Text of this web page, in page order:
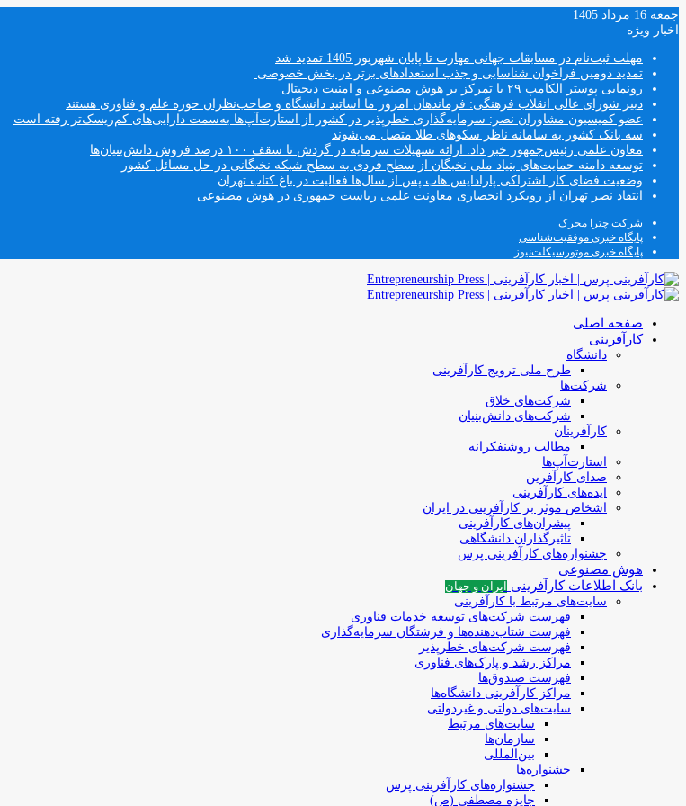
جمعه 16 مرداد 1405
اخبار ویژه
مهلت ثبت‌نام در مسابقات جهانی مهارت تا پایان شهریور 1405 تمدید شد
تمدید دومین فراخوان شناسایی و جذب استعدادهای برتر در بخش خصوصی
رونمایی پوستر الکامپ ۲۹ با تمرکز بر هوش مصنوعی و امنیت دیجیتال
دبیر شورای عالی انقلاب فرهنگی: فرماندهان امروز ما اساتید دانشگاه و صاحب‌نظران حوزه علم و فناوری هستند
عضو کمیسیون مشاوران نصر: سرمایه‌گذاری خطرپذیر در کشور از استارت‌آپ‌ها به‌سمت دارایی‌های کم‌ریسک‌تر رفته است
سه بانک کشور به سامانه ناظر سکوهای طلا متصل می‌شوند
معاون علمی رئیس‌جمهور خبر داد: ارائه تسهیلات سرمایه در گردش تا سقف ۱۰۰ درصد فروش دانش‌بنیان‌ها
توسعه دامنه حمایت‌های بنیاد ملی نخبگان از سطح فردی به سطح شبکه نخبگانی در حل مسائل کشور
وضعیت فضای کار اشتراکی پارادایس هاب پس از سال‌ها فعالیت در باغ کتاب تهران
انتقاد نصر تهران از رویکرد انحصاری معاونت علمی ریاست جمهوری در هوش مصنوعی
شرکت چترا محرک
پایگاه خبری موفقیت‌شناسی
پایگاه خبری موتورسیکلت‌نیوز
صفحه اصلی
کارآفرینی
دانشگاه
طرح ملی ترویج کارآفرینی
شرکت‌ها
شرکت‌های خلاق
شرکت‌های دانش‌بنیان
کارآفرینان
مطالب روشنفکرانه
استارت‌آپ‌ها
صدای کارآفرین
ایده‌های کارآفرینی
اشخاص موثر بر کارآفرینی در ایران
پیشران‌های کارآفرینی
تاثیرگذاران دانشگاهی
جشنواره‌های کارآفرینی‌ پرس
هوش مصنوعی
بانک اطلاعات کارآفرینی
ایران و جهان
سایت‌های مرتبط با کارآفرینی
فهرست شرکت‌های‌‌ توسعه‌ خدمات فناوری
فهرست شتاب‌دهنده‌ها‌ و فرشتگان‌ سرمایه‌گذاری
فهرست شرکت‌های خطرپذیر
مراکز رشد و پارک‌های فناوری
فهرست صندوق‌ها
مراکز کارآفرینی دانشگاه‌ها
سایت‌های دولتی و غیردولتی
سایت‌های مرتبط
سازمان‌ها
بین‌المللی
جشنواره‌ها
جشنواره‌های کارآفرینی‌ پرس
جایزه مصطفی (ص)